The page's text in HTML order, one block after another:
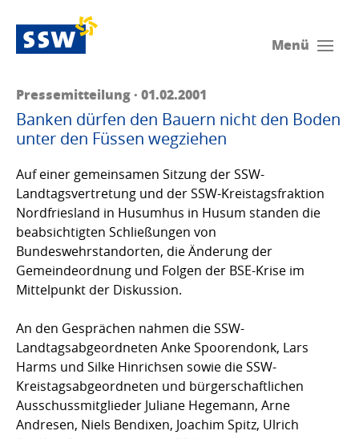
Menü
Pressemitteilung · 01.02.2001
Banken dürfen den Bauern nicht den Boden
unter den Füssen wegziehen
Auf einer gemeinsamen Sitzung der SSW-
Landtagsvertretung und der SSW-Kreistagsfraktion
Nordfriesland in Husumhus in Husum standen die
beabsichtigten Schließungen von
Bundeswehrstandorten, die Änderung der
Gemeindeordnung und Folgen der BSE-Krise im
Mittelpunkt der Diskussion.
An den Gesprächen nahmen die SSW-
Landtagsabgeordneten Anke Spoorendonk, Lars
Harms und Silke Hinrichsen sowie die SSW-
Kreistagsabgeordneten und bürgerschaftlichen
Ausschussmitglieder Juliane Hegemann, Arne
Andresen, Niels Bendixen, Joachim Spitz, Ulrich